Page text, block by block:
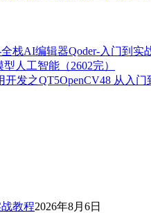
栈AI编辑器Qoder-入门到实
人工智能（2602完）
开发之QT5OpenCV48 从入门
教程2026年8月6日